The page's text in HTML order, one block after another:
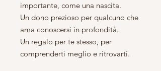
importante, come una nascita.
Un dono prezioso per qualcuno che
ama conoscersi in profondità.
Un regalo per te stesso, per
comprenderti meglio e ritrovarti.